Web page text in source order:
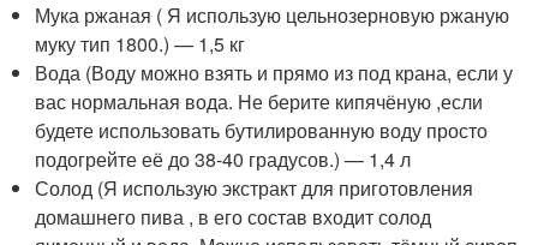
Мука ржаная ( Я использую цельнозерновую ржаную
муку тип 1800.) — 1,5 кг
Вода (Воду можно взять и прямо из под крана, если у
вас нормальная вода. Не берите кипячёную ,если
будете использовать бутилированную воду просто
подогрейте её до 38-40 градусов.) — 1,4 л
Солод (Я использую экстракт для приготовления
домашнего пива , в его состав входит солод